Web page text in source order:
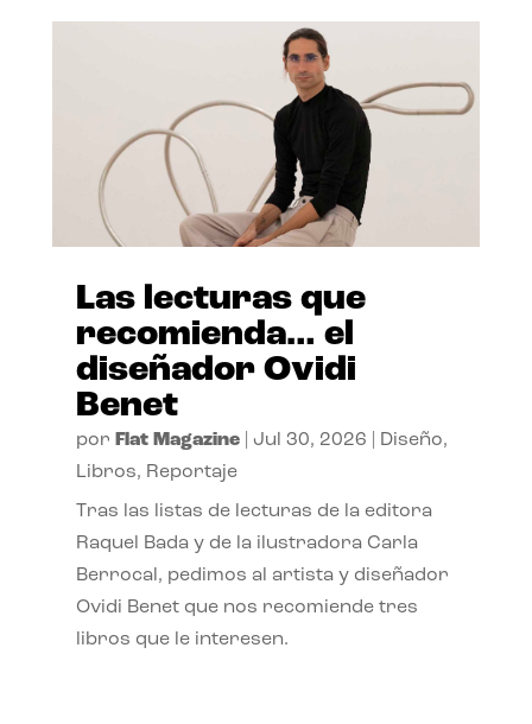
Las lecturas que
recomienda… el
diseñador Ovidi
Benet
por Flat Magazine| Jul 30, 2026 Diseño,
Libros, Reportaje
Tras las listas de lecturas de la editora
Raquel Bada y de la ilustradora Carla
Berrocal, pedimos al artista y diseñador
Ovidi Benet que nos recomiende tres
libros que le interesen.